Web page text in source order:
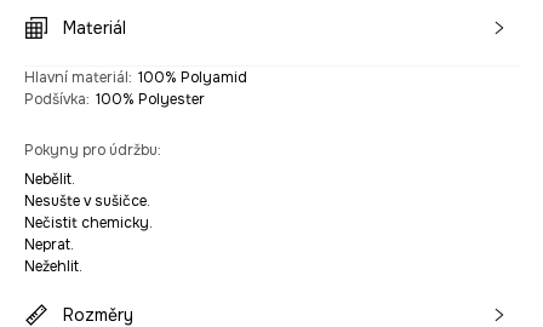
Materiál
Hlavní materiál: 100% Polyamid
Podšívka: 100% Polyester
Pokyny pro údržbu:
Nebělit.
Nesušte v sušičce.
Nečistit chemicky.
Neprat.
Nežehlit.
Rozměry